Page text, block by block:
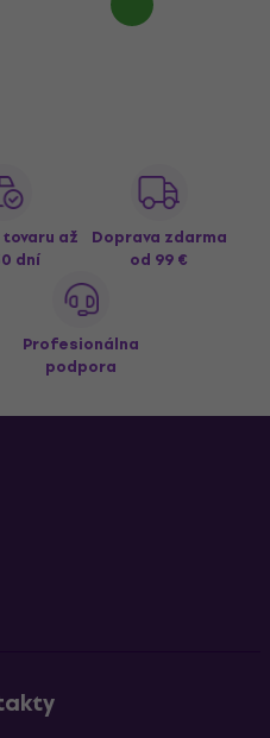
až
dní
Doprava zdarma
od 99 €
Profesionálna
podpora